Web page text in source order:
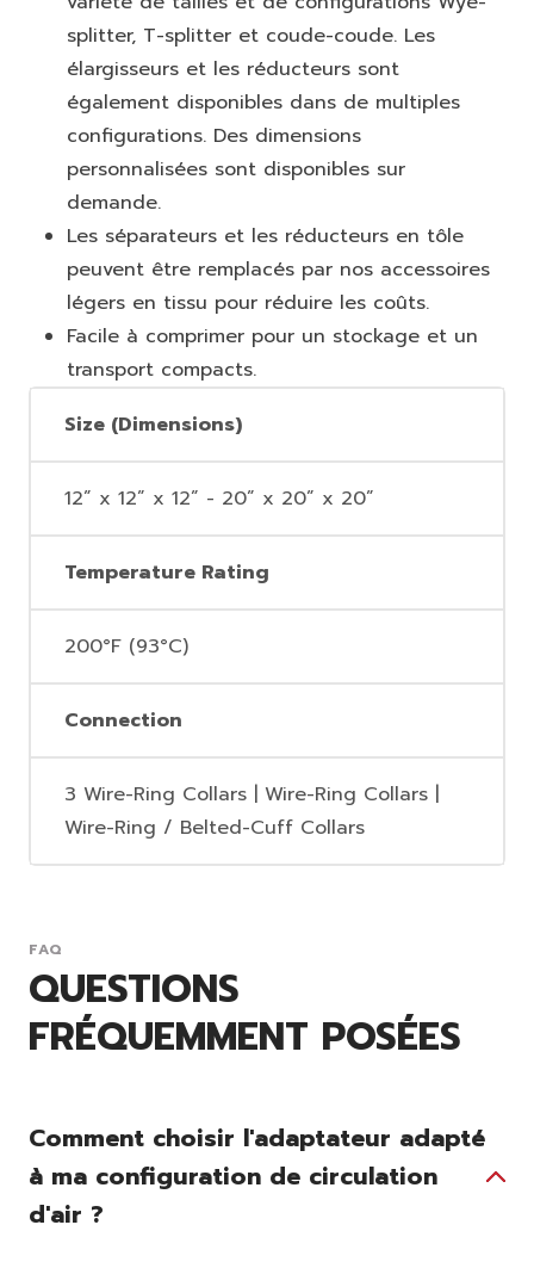
splitter, T-splitter et coude-coude. Les
élargisseurs et les réducteurs sont
également disponibles dans de multiples
configurations. Des dimensions
personnalisées sont disponibles sur
demande.
Les séparateurs et les réducteurs en tôle
peuvent être remplacés par nos accessoires
légers en tissu pour réduire les coûts.
Facile à comprimer pour un stockage et un
transport compacts.
Size (Dimensions)
12” x 12” x 12” - 20” x 20” x 20”
Temperature Rating
200°F (93°C)
Connection
3 Wire-Ring Collars | Wire-Ring Collars |
Wire-Ring / Belted-Cuff Collars
FAQ
QUESTIONS
FRÉQUEMMENT POSÉES
Comment choisir l'adaptateur adapté
à ma configuration de circulation
d'air ?